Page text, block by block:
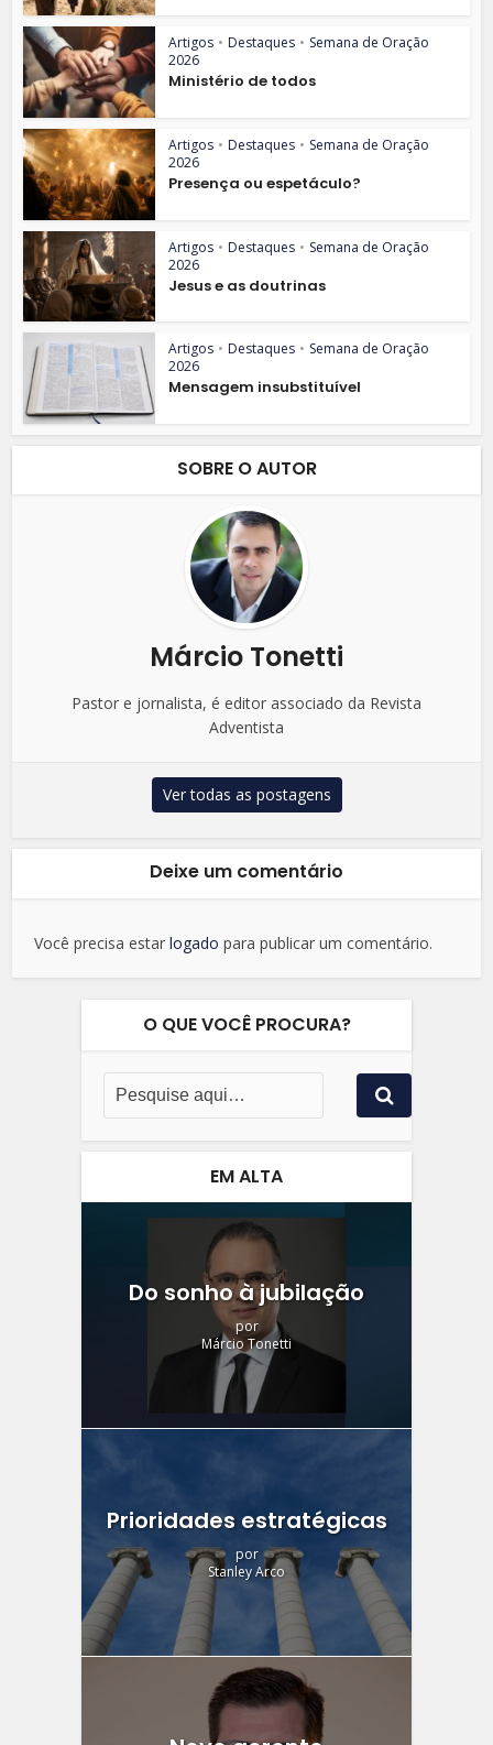
Artigos • Destaques • Semana de Oração
2026
Ministério de todos
Artigos • Destaques • Semana de Oração
2026
Presença ou espetáculo?
Artigos • Destaques • Semana de Oração
2026
Jesus e as doutrinas
Artigos • Destaques • Semana de Oração
2026
Mensagem insubstituível
SOBRE O AUTOR
Márcio Tonetti
Pastor e jornalista, é editor associado da Revista
Adventista
Ver todas as postagens
Deixe um comentário
Você precisa estarlogado para publicar um comentário.
O QUE VOCÊ PROCURA?
EM ALTA
Do sonho à jubilação
por
Márcio Tonetti
Prioridades estratégicas
por
Stanley Arco